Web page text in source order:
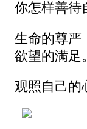
你怎样善待
生命的尊严
欲望的满足。
观照自己的